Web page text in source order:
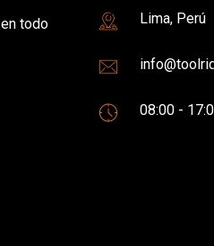
todo
Lima, Perú
08:00 -